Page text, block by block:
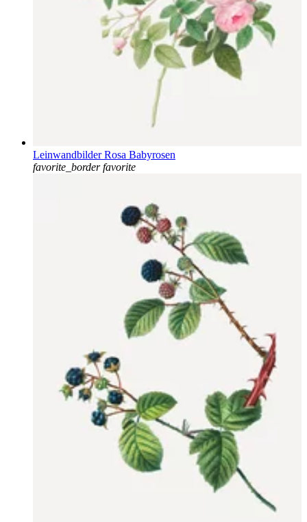
Leinwandbilder Rosa Babyrosen
favorite_border favorite